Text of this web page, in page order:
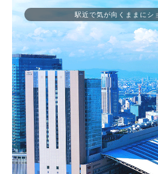
駅近で気が向くままにシ